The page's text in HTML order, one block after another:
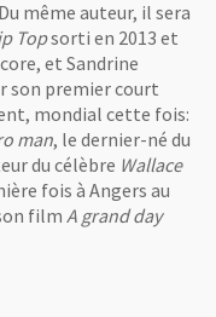
même auteur, il sera
Topsorti en 2013 et
et Sandrine
son premier court
mondial cette fois:
man, le dernier-né du
du célèbre Wallace
fois à Angers au
film A grand day